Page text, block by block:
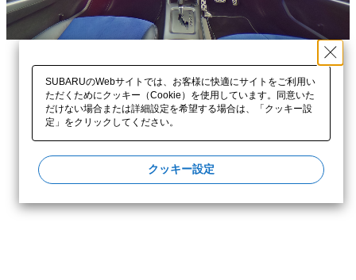
SUBARUのWebサイトでは、お客様に快適にサイトをご利用い
ただくためにクッキー（Cookie）を使用しています。同意いた
だけない場合または詳細設定を希望する場合は、「クッキー設
定」をクリックしてください。​
クッキー設定